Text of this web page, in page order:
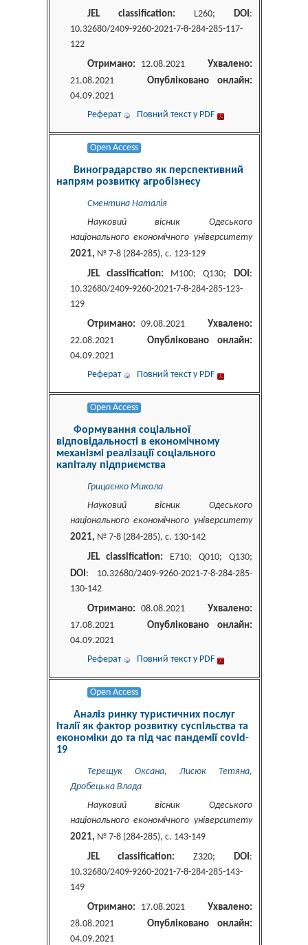
JEL classification: L260; DOI :
10.32680/2409-9260-2021-7-8-284-285-117-
122
Отримано: 12.08.2021 Ухвалено:
21.08.2021 Опубліковано онлайн:
04.09.2021
Реферат
Повний текст у PDF
Open Access
Виноградарство як перспективний
напрям розвитку агробізнесу
Сментина Наталія
Науковий вісник Одеського
національного економічного університету
2021, № 7-8 (284-285), c. 123-129
JEL classification: M100; Q130; DOI :
10.32680/2409-9260-2021-7-8-284-285-123-
129
Отримано: 09.08.2021 Ухвалено:
22.08.2021 Опубліковано онлайн:
04.09.2021
Реферат
Повний текст у PDF
Open Access
Формування соціальної
відповідальності в економічному
механізмі реалізації соціального
капіталу підприємства
Грицаєнко Микола
Науковий вісник Одеського
національного економічного університету
2021, № 7-8 (284-285), c. 130-142
JEL classification: E710; Q010; Q130;
DOI : 10.32680/2409-9260-2021-7-8-284-285-
130-142
Отримано: 08.08.2021 Ухвалено:
17.08.2021 Опубліковано онлайн:
04.09.2021
Реферат
Повний текст у PDF
Open Access
Аналіз ринку туристичних послуг
Італії як фактор розвитку суспільства та
економіки до та під час пандемії covid-
19
Терещук Оксана, Лисюк Тетяна,
Дробецька Влада
Науковий вісник Одеського
національного економічного університету
2021, № 7-8 (284-285), c. 143-149
JEL classification: Z320; DOI :
10.32680/2409-9260-2021-7-8-284-285-143-
149
Отримано: 17.08.2021 Ухвалено:
28.08.2021 Опубліковано онлайн:
04.09.2021